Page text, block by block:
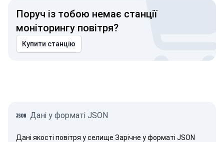
Поруч із тобою немає станції
моніторингу повітря?
Купити станцію
Дані у форматі JSON
Дані якості повітря у селище Зарічне у форматі JSON